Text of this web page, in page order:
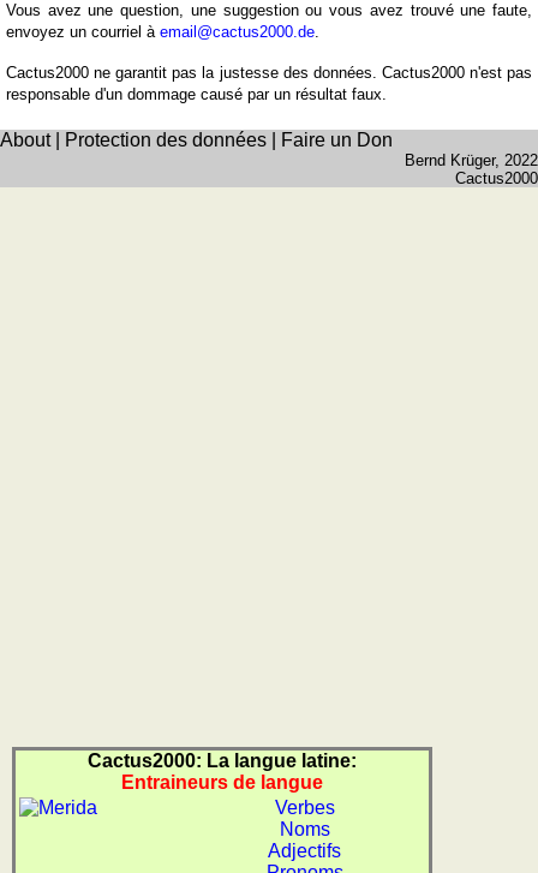
Vous avez une question, une suggestion ou vous avez trouvé une faute,
envoyez un courriel à email@cactus2000.de.
Cactus2000 ne garantit pas la justesse des données. Cactus2000 n'est pas
responsable d'un dommage causé par un résultat faux.
Cactus2000: La langue latine:
Entraineurs de langue
Verbes
Noms
Adjectifs
About| Protection des données Faire un Don
Bernd Krüger, 2022
Cactus2000